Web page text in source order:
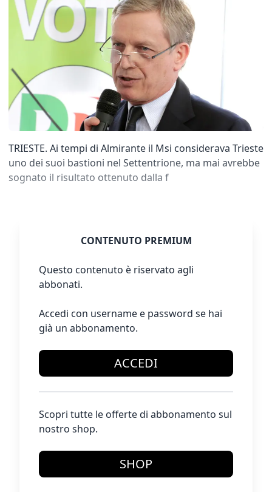
TRIESTE. Ai tempi di Almirante il Msi considerava Trieste
uno dei suoi bastioni nel Settentrione, ma mai avrebbe
sognato il risultato ottenuto dalla f
CONTENUTO PREMIUM
Questo contenuto è riservato agli
abbonati.
Accedi con username e password se hai
già un abbonamento.
ACCEDI
Scopri tutte le offerte di abbonamento sul
nostro shop.
SHOP